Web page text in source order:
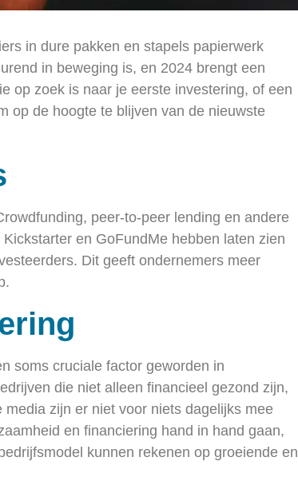
in dure pakken en stapels papierwerk
in beweging is, en 2024 brengt een
op zoek is naar je eerste investering, of een
op de hoogte te blijven van de nieuwste
peer-to-peer lending en andere
en GoFundMe hebben laten zien
Dit geeft ondernemers meer
soms cruciale factor geworden in
die niet alleen financieel gezond zijn,
zijn er niet voor niets dagelijks mee
en financiering hand in hand gaan,
kunnen rekenen op groeiende en